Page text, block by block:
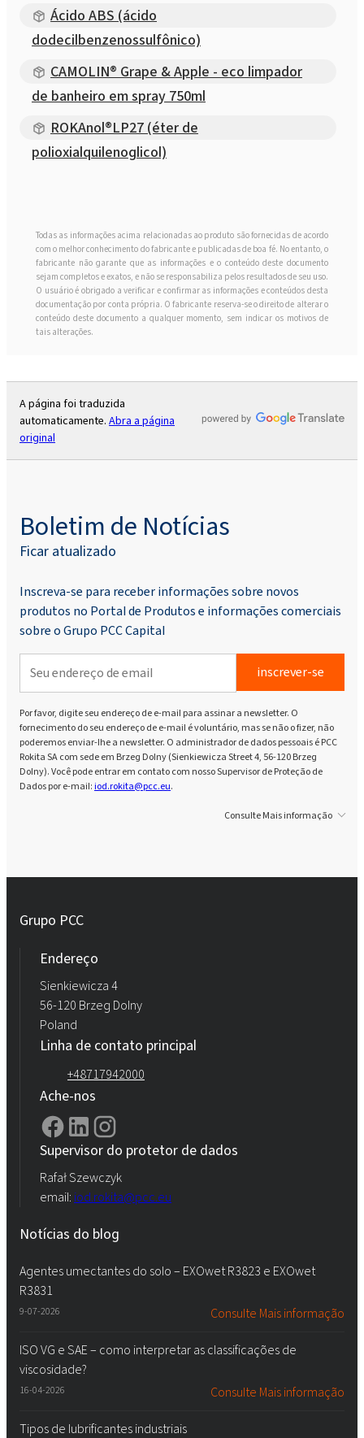
Ácido ABS (ácido
dodecilbenzenossulfônico)
CAMOLIN® Grape & Apple - eco limpador
de banheiro em spray 750ml
ROKAnol®LP27 (éter de
polioxialquilenoglicol)
Todas as informações acima relacionadas ao produto são fornecidas de acordo
com o melhor conhecimento do fabricante e publicadas de boa fé. No entanto, o
fabricante não garante que as informações e o conteúdo deste documento
sejam completos e exatos, e não se responsabiliza pelos resultados de seu uso.
O usuário é obrigado a verificar e confirmar as informações e conteúdos desta
documentação por conta própria. O fabricante reserva-se o direito de alterar o
conteúdo deste documento a qualquer momento, sem indicar os motivos de
tais alterações.
A página foi traduzida
automaticamente. Abra a página
original
Boletim de Notícias
Ficar atualizado
Inscreva-se para receber informações sobre novos
produtos no Portal de Produtos e informações comerciais
sobre o Grupo PCC Capital
inscrever-se
Por favor, digite seu endereço de e-mail para assinar a newsletter. O
fornecimento do seu endereço de e-mail é voluntário, mas se não o fizer, não
poderemos enviar-lhe a newsletter. O administrador de dados pessoais é PCC
Rokita SA com sede em Brzeg Dolny (Sienkiewicza Street 4, 56-120 Brzeg
Dolny). Você pode entrar em contato com nosso Supervisor de Proteção de
Dados por e-mail:iod.rokita@pcc.eu.
Consulte Mais informação
Grupo PCC
Endereço
Sienkiewicza 4
56-120 Brzeg Dolny
Poland
Linha de contato principal
+48717942000
Ache-nos
Supervisor do protetor de dados
Rafał Szewczyk
email: iod.rokita@pcc.eu
Notícias do blog
Agentes umectantes do solo – EXOwet R3823 e EXOwet
R3831
9-07-2026 Consulte Mais informação
ISO VG e SAE – como interpretar as classificações de
viscosidade?
16-04-2026 Consulte Mais informação
Tipos de lubrificantes industriais